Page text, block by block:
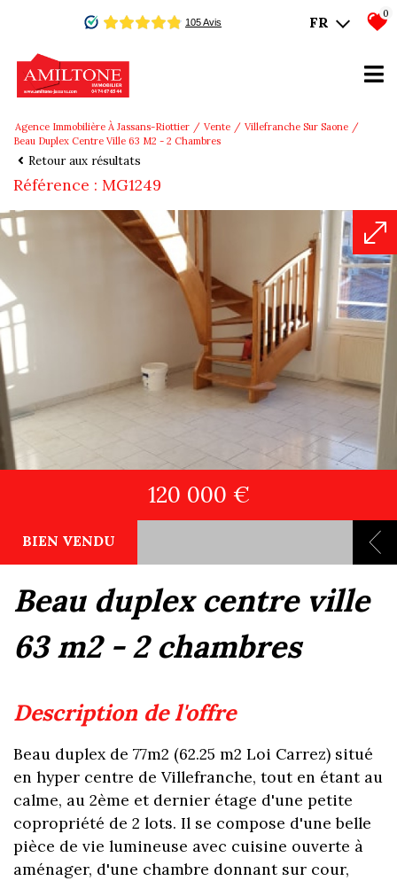
FR
0
Agence Immobilière À Jassans-Riottier Vente
Villefranche Sur Saone
Beau Duplex Centre Ville 63 M2 - 2 Chambres
Retour aux résultats
Référence : MG1249
BIEN VENDU
120 000 €
beau duplex centre ville
63 m2 - 2 chambres
description de l'offre
Beau duplex de 77m2 (62.25 m2 Loi Carrez) situé
en hyper centre de Villefranche, tout en étant au
calme, au 2ème et dernier étage d'une petite
copropriété de 2 lots. Il se compose d'une belle
pièce de vie lumineuse avec cuisine ouverte à
aménager, d'une chambre donnant sur cour,